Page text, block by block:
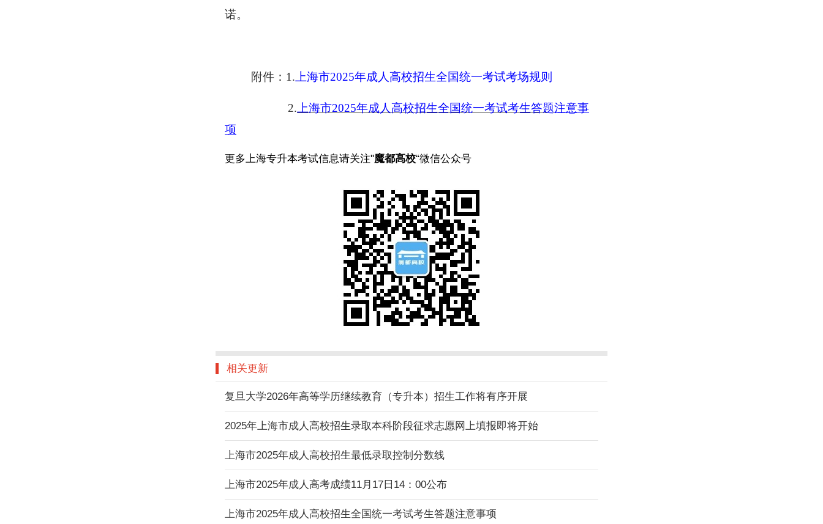
诺。
附件：1. 上海市2025年成人高校招生全国统一考试考场规则
2. 上海市2025年成人高校招生全国统一考试考生答题注意事
项
更多上海专升本考试信息请关注"魔都高校“微信公众号
相关更新
复旦大学2026年高等学历继续教育（专升本）招生工作将有序开展
2025年上海市成人高校招生录取本科阶段征求志愿网上填报即将开始
上海市2025年成人高校招生最低录取控制分数线
上海市2025年成人高考成绩11月17日14：00公布
上海市2025年成人高校招生全国统一考试考生答题注意事项